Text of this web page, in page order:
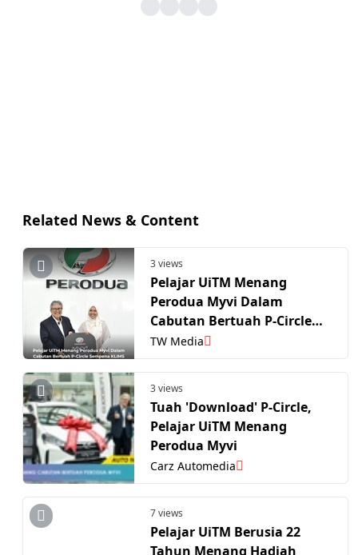
Related News & Content
3 views
Pelajar UiTM Menang
Perodua Myvi Dalam
Cabutan Bertuah P-Circle
Sempena KLIMS 2026
TW Media
3 views
Tuah 'Download' P-Circle,
Pelajar UiTM Menang
Perodua Myvi
Carz Automedia
7 views
Pelajar UiTM Berusia 22
Tahun Menang Hadiah